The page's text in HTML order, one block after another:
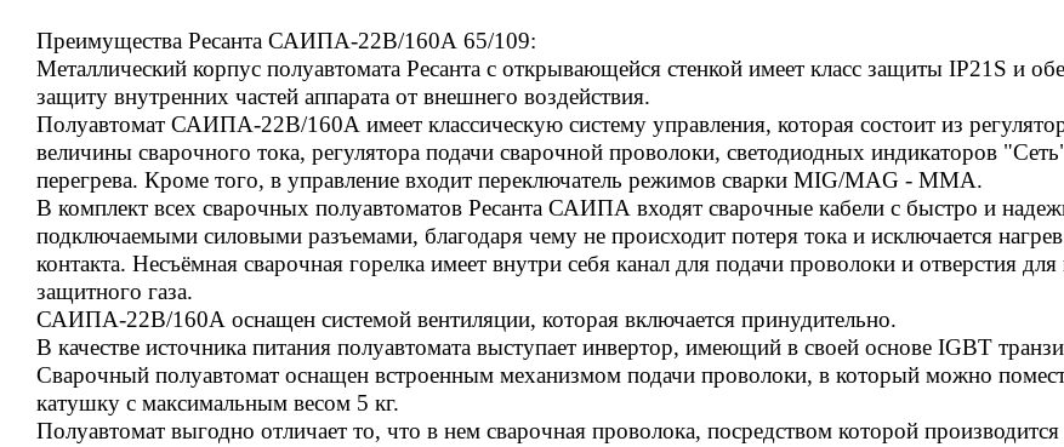
Преимущества Ресанта САИПА-22В/160А 65/109:
Металлический корпус полуавтомата Ресанта с открывающейся стенкой имеет класс защиты IP21S и
защиту внутренних частей аппарата от внешнего воздействия.
Полуавтомат САИПА-22В/160А имеет классическую систему управления, которая состоит из
величины сварочного тока, регулятора подачи сварочной проволоки, светодиодных индикаторов
перегрева. Кроме того, в управление входит переключатель режимов сварки MIG/MAG - MMA.
В комплект всех сварочных полуавтоматов Ресанта САИПА входят сварочные кабели с быстро и
подключаемыми силовыми разъемами, благодаря чему не происходит потеря тока и исключается
контакта. Несъёмная сварочная горелка имеет внутри себя канал для подачи проволоки и отверстия для
защитного газа.
САИПА-22В/160А оснащен системой вентиляции, которая включается принудительно.
В качестве источника питания полуавтомата выступает инвертор, имеющий в своей основе IGBT
Сварочный полуавтомат оснащен встроенным механизмом подачи проволоки, в который можно
катушку с максимальным весом 5 кг.
Полуавтомат выгодно отличает то, что в нем сварочная проволока, посредством которой